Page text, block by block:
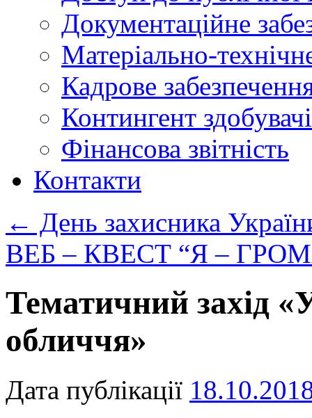
Документаційне
Матеріально-
Кадрове
Контингент
Фінансова звітність
Контакти
← День захисника
ВЕБ – КВЕСТ “Я –
Тематичний захід
обличчя»
Дата публікації